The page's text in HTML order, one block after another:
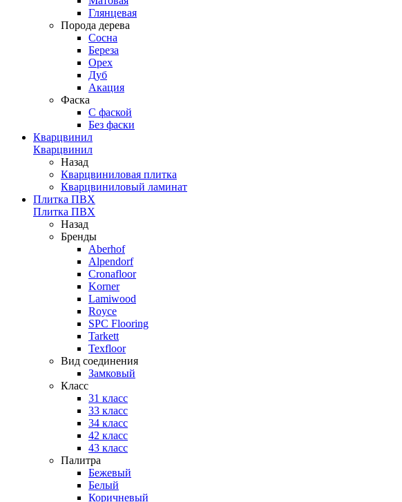
Глянцевая
Порода дерева
Сосна
Береза
Орех
Дуб
Акация
Фаска
С фаской
Без фаски
Кварцвинил
Кварцвинил
Назад
Кварцвиниловая плитка
Кварцвиниловый ламинат
Плитка ПВХ
Плитка ПВХ
Назад
Бренды
Aberhof
Alpendorf
Cronafloor
Korner
Lamiwood
Royce
SPC Flooring
Tarkett
Texfloor
Вид соединения
Замковый
Класс
31 класс
33 класс
34 класс
42 класс
43 класс
Палитра
Бежевый
Белый
Коричневый